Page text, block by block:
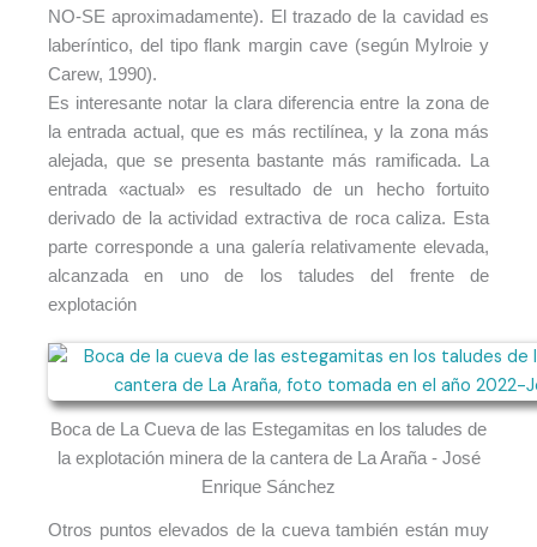
NO-SE aproximadamente). El trazado de la cavidad es
laberíntico, del tipo flank margin cave (según Mylroie y
Carew, 1990).
Es interesante notar la clara diferencia entre la zona de
la entrada actual, que es más rectilínea, y la zona más
alejada, que se presenta bastante más ramificada. La
entrada «actual» es resultado de un hecho fortuito
derivado de la actividad extractiva de roca caliza. Esta
parte corresponde a una galería relativamente elevada,
alcanzada en uno de los taludes del frente de
explotación
Boca de La Cueva de las Estegamitas en los taludes de
la explotación minera de la cantera de La Araña - José
Enrique Sánchez
Otros puntos elevados de la cueva también están muy